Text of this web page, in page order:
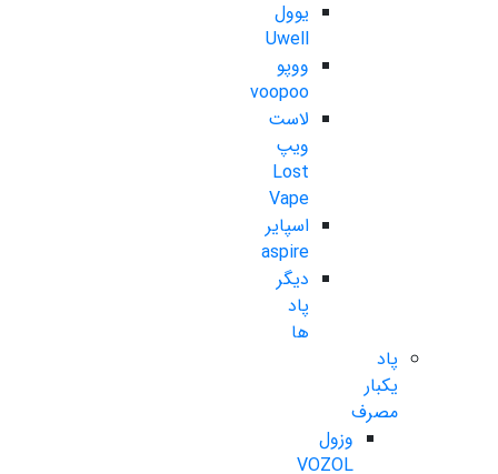
یوول
Uwell
ووپو
voopoo
لاست
ویپ
Lost
Vape
اسپایر
aspire
دیگر
پاد
ها
پاد
یکبار
مصرف
وزول
VOZOL